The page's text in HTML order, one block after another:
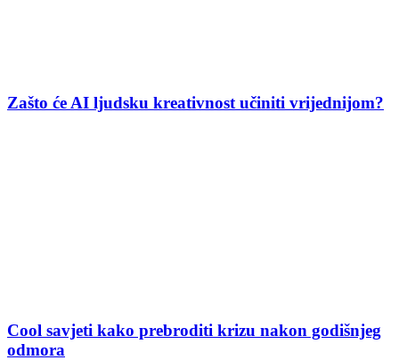
Zašto će AI ljudsku kreativnost učiniti vrijednijom?
Cool savjeti kako prebroditi krizu nakon godišnjeg
odmora